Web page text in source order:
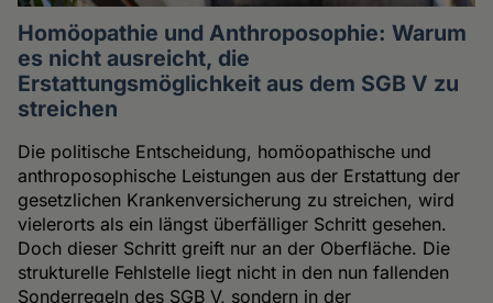
Homöopathie und Anthroposophie: Warum
es nicht ausreicht, die
Erstattungsmöglichkeit aus dem SGB V zu
streichen
Die politische Entscheidung, homöopathische und
anthroposophische Leistungen aus der Erstattung der
gesetzlichen Krankenversicherung zu streichen, wird
vielerorts als ein längst überfälliger Schritt gesehen.
Doch dieser Schritt greift nur an der Oberfläche. Die
strukturelle Fehlstelle liegt nicht in den nun fallenden
Sonderregeln des SGB V, sondern in der